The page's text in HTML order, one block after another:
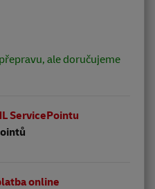
ale doručujeme
ServicePointu
online